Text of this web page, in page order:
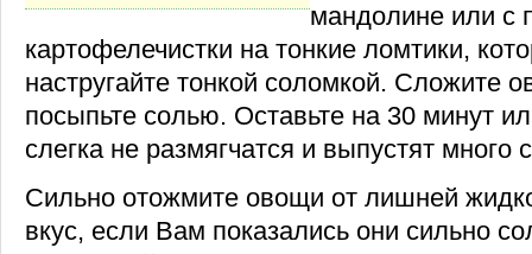
мандолине или с
картофелечистки на тонкие ломтики,
настругайте тонкой соломкой. Сложите
посыпьте солью. Оставьте на 30 минут
слегка не размягчатся и выпустят много
Сильно отожмите овощи от лишней
вкус, если Вам показались они сильно